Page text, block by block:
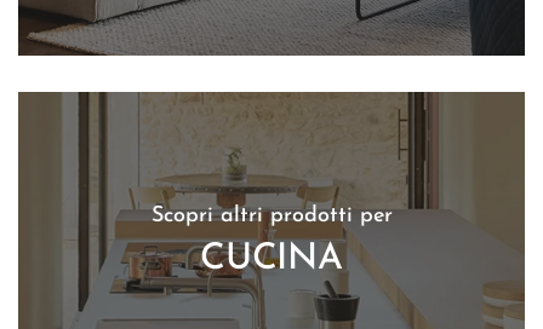
Scopri altri prodotti per
CUCINA